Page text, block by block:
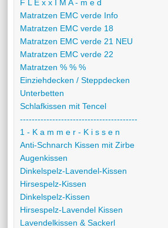
F L E x x I M A - m e d
Matratzen EMC verde Info
Matratzen EMC verde 18
Matratzen EMC verde 21 NEU
Matratzen EMC verde 22
Matratzen % % %
Einziehdecken / Steppdecken
Unterbetten
Schlafkissen mit Tencel
----------------------------------------
1 - K a m m e r - K i s s e n
Anti-Schnarch Kissen mit Zirbe
Augenkissen
Dinkelspelz-Lavendel-Kissen
Hirsespelz-Kissen
Dinkelspelz-Kissen
Hirsespelz-Lavendel Kissen
Lavendelkissen & Sackerl